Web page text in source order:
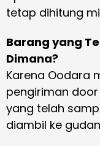
tetap dihitung
Barang yang
Dimana?
Karena Oodara
pengiriman
yang telah
diambil ke